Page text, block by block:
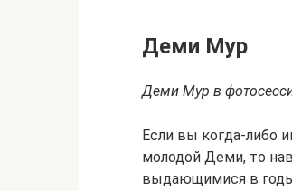
Деми Мур
Деми Мур в
Если вы когда-либо
молодой Деми, то
выдающимися в годы